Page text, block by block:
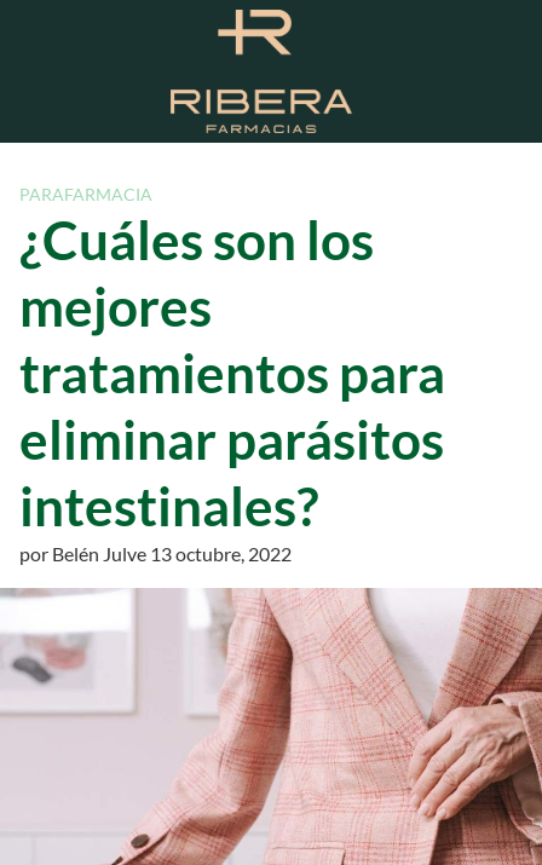
PARAFARMACIA
¿Cuáles son los
mejores
tratamientos para
eliminar parásitos
intestinales?
por Belén Julve 13 octubre, 2022